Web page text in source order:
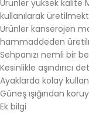
Ürünler yüksek kalite
kullanılarak
Ürünler kanserojen
hammaddeden
Sehpanızı nemli bir
Kesinlikle aşındırıcı
Ayaklarda kolay
Güneş ışığından
Ek bilgi